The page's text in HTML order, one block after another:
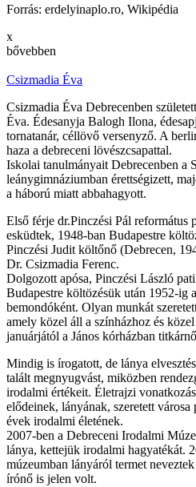
Forrás: erdelyinaplo.ro, Wikipédia
x
bővebben
Csizmadia Éva
Csizmadia Éva Debrecenben
Éva. Édesanyja Balogh Ilona,
tornatanár, céllövő versenyző. A
haza a debreceni lövészcsapattal.
Iskolai tanulmányait Debrecenben a
leánygimnáziumban érettségizett,
a háború miatt abbahagyott.
Első férje dr.Pinczési Pál református
esküdtek, 1948-ban Budapestre
Pinczési Judit költőnő (Debrecen,
Dr. Csizmadia Ferenc.
Dolgozott apósa, Pinczési László
Budapestre költözésük után 1952-ig
bemondóként. Olyan munkát
amely közel áll a színházhoz és
januárjától a János kórházban
Mindig is írogatott, de lánya
talált megnyugvást, miközben
irodalmi értékeit. Életrajzi
elődeinek, lányának, szeretett
évek irodalmi életének.
2007-ben a Debreceni Irodalmi
lánya, kettejük irodalmi hagyatékát.
múzeumban lányáról termet
írónő is jelen volt.